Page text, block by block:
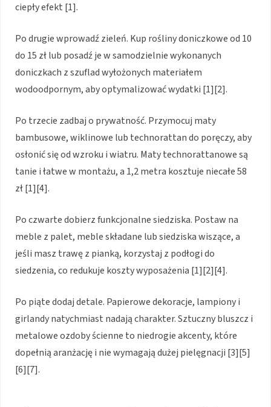
ciepły efekt [1].
Po drugie wprowadź zieleń. Kup rośliny doniczkowe od 10
do 15 zł lub posadź je w samodzielnie wykonanych
doniczkach z szuflad wyłożonych materiałem
wodoodpornym, aby optymalizować wydatki [1][2].
Po trzecie zadbaj o prywatność. Przymocuj maty
bambusowe, wiklinowe lub technorattan do poręczy, aby
osłonić się od wzroku i wiatru. Maty technorattanowe są
tanie i łatwe w montażu, a 1,2 metra kosztuje niecałe 58
zł [1][4].
Po czwarte dobierz funkcjonalne siedziska. Postaw na
meble z palet, meble składane lub siedziska wiszące, a
jeśli masz trawę z pianką, korzystaj z podłogi do
siedzenia, co redukuje koszty wyposażenia [1][2][4].
Po piąte dodaj detale. Papierowe dekoracje, lampiony i
girlandy natychmiast nadają charakter. Sztuczny bluszcz i
metalowe ozdoby ścienne to niedrogie akcenty, które
dopełnią aranżację i nie wymagają dużej pielęgnacji [3][5]
[6][7].